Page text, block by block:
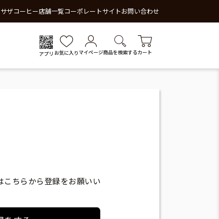
ザコーヒー店舗一覧コーポレートサイトお問い合わせ
アプリ お気に入り マイページ商品を検索するカート
ちらから登録をお願いい